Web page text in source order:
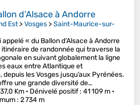
d’Alsace à Andorre
Est>Vosges >Saint-Maurice-sur-
appelé « du Ballon d’Alsace à Andorre
de randonnée qui traverse la
en suivant globalement la ligne
eaux entre Atlantique et
depuis les Vosges jusqu’aux Pyrénées.
une grande diversité de…
Km • Dénivelé positif: 41 109 m •
: 2 734 m